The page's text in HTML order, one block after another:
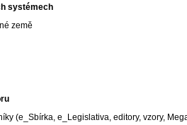
systémech
země
(e_Sbírka, e_Legislativa, editory, vzory,